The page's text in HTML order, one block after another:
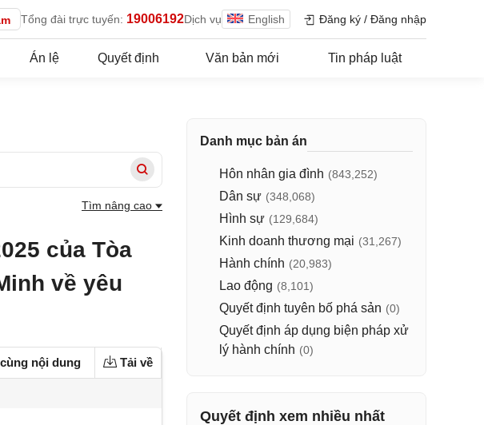
Tổng đài trực tuyến: 19006192Dịch vụ English Đăng ký / Đăng nhập
Án lệ Quyết định Văn bản mới Tin pháp luật
Tìm nâng cao
của Tòa
về yêu
nội dung Tải về
Danh mục bản án
Hôn nhân gia đình (843,252)
Dân sự (348,068)
Hình sự (129,684)
Kinh doanh thương mại (31,267)
Hành chính (20,983)
Lao động (8,101)
Quyết định tuyên bố phá sản (0)
Quyết định áp dụng biện pháp xử
lý hành chính (0)
Quyết định xem nhiều nhất